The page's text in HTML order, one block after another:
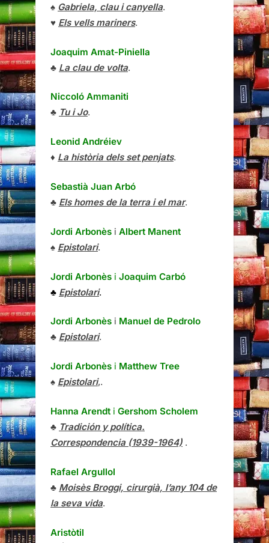
♠ Gabriela, clau i canyella.
♥ Els vells mariners.
Joaquim Amat-Piniella
♣ La clau de volta.
Niccoló Ammaniti
♣ Tu i Jo.
Leonid Andréiev
♦ La història dels set penjats.
Sebastià Juan Arbó
♣ Els homes de la terra i el mar.
Jordi Arbonès i Albert Manent
♠ Epistolari.
Jordi Arbonès i Joaquim Carbó
♣ Epistolari.
Jordi Arbonès i Manuel de Pedrolo
♣ Epistolari.
Jordi Arbonès i Matthew Tree
♠ Epistolari,.
Hanna Arendt i Gershom Scholem
♣ Tradición y política.
Correspondencia (1939-1964) .
Rafael Argullol
♣ Moisès Broggi, cirurgià, l’any 104 de
la seva vida.
Aristòtil